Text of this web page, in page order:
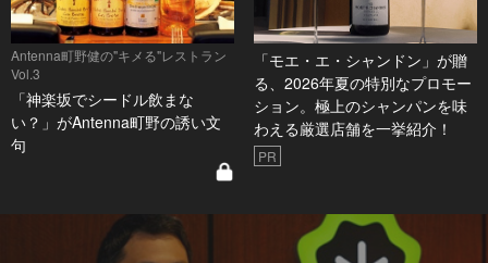
Antenna町野健の"キメる"レストラン
Vol.3
「神楽坂でシードル飲まな
い？」がAntenna町野の誘い文
句
「モエ・エ・シャンドン」が贈
る、2026年夏の特別なプロモー
ション。極上のシャンパンを味
わえる厳選店舗を一挙紹介！
PR